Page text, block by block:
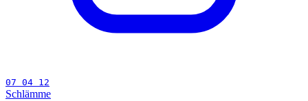
07 04 12
Schlämme